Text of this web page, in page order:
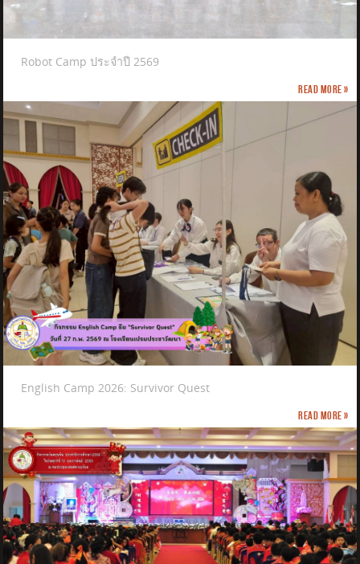
Robot Camp ประจำปี 2569
Read more »
English Camp 2026: Survivor Quest
Read more »